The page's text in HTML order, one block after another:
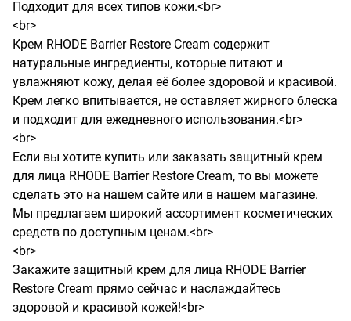
Подходит для всех типов кожи.<br>
<br>
Крем RHODE Barrier Restore Cream содержит
натуральные ингредиенты, которые питают и
увлажняют кожу, делая её более здоровой и красивой.
Крем легко впитывается, не оставляет жирного блеска
и подходит для ежедневного использования.<br>
<br>
Если вы хотите купить или заказать защитный крем
для лица RHODE Barrier Restore Cream, то вы можете
сделать это на нашем сайте или в нашем магазине.
Мы предлагаем широкий ассортимент косметических
средств по доступным ценам.<br>
<br>
Закажите защитный крем для лица RHODE Barrier
Restore Cream прямо сейчас и наслаждайтесь
здоровой и красивой кожей!<br>